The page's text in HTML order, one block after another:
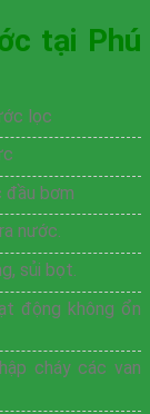
tại Phú
lọc
đầu bơm
nước.
sủi bọt.
động không ổn
cháy các van